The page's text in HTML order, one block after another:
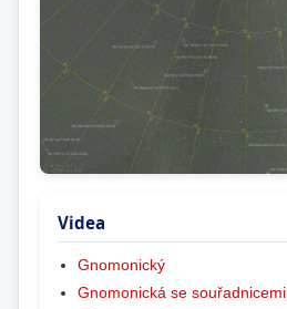
Videa
Gnomonický
Gnomonická se souřadnicemi